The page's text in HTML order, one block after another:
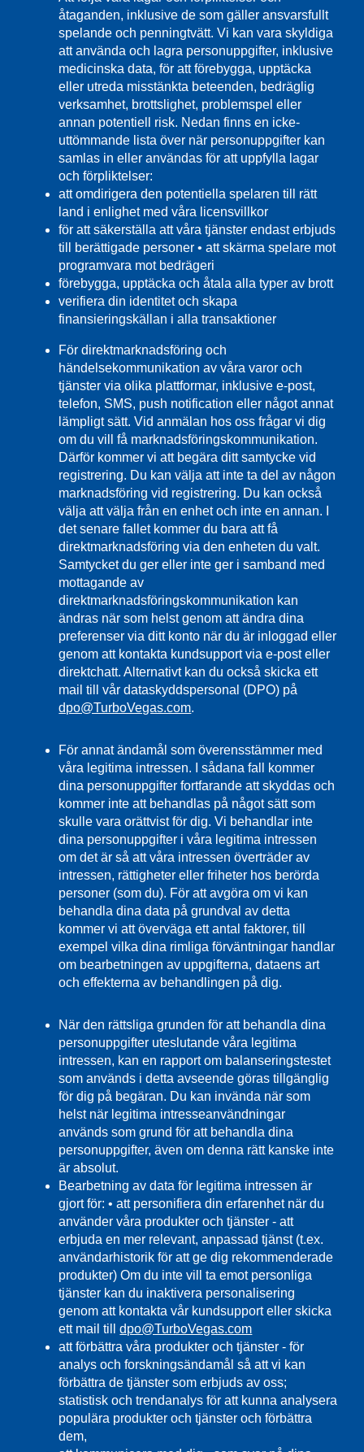
åtaganden, inklusive de som gäller ansvarsfullt
spelande och penningtvätt. Vi kan vara skyldiga
att använda och lagra personuppgifter, inklusive
medicinska data, för att förebygga, upptäcka
eller utreda misstänkta beteenden, bedräglig
verksamhet, brottslighet, problemspel eller
annan potentiell risk. Nedan finns en icke-
uttömmande lista över när personuppgifter kan
samlas in eller användas för att uppfylla lagar
och förpliktelser:
att omdirigera den potentiella spelaren till rätt
land i enlighet med våra licensvillkor
för att säkerställa att våra tjänster endast erbjuds
till berättigade personer • att skärma spelare mot
programvara mot bedrägeri
förebygga, upptäcka och åtala alla typer av brott
verifiera din identitet och skapa
finansieringskällan i alla transaktioner
För direktmarknadsföring och
händelsekommunikation av våra varor och
tjänster via olika plattformar, inklusive e-post,
telefon, SMS, push notification eller något annat
lämpligt sätt. Vid anmälan hos oss frågar vi dig
om du vill få marknadsföringskommunikation.
Därför kommer vi att begära ditt samtycke vid
registrering. Du kan välja att inte ta del av någon
marknadsföring vid registrering. Du kan också
välja att välja från en enhet och inte en annan. I
det senare fallet kommer du bara att få
direktmarknadsföring via den enheten du valt.
Samtycket du ger eller inte ger i samband med
mottagande av
direktmarknadsföringskommunikation kan
ändras när som helst genom att ändra dina
preferenser via ditt konto när du är inloggad eller
genom att kontakta kundsupport via e-post eller
direktchatt. Alternativt kan du också skicka ett
mail till vår dataskyddspersonal (DPO) på
dpo@TurboVegas.com.
För annat ändamål som överensstämmer med
våra legitima intressen. I sådana fall kommer
dina personuppgifter fortfarande att skyddas och
kommer inte att behandlas på något sätt som
skulle vara orättvist för dig. Vi behandlar inte
dina personuppgifter i våra legitima intressen
om det är så att våra intressen överträder av
intressen, rättigheter eller friheter hos berörda
personer (som du). För att avgöra om vi kan
behandla dina data på grundval av detta
kommer vi att överväga ett antal faktorer, till
exempel vilka dina rimliga förväntningar handlar
om bearbetningen av uppgifterna, dataens art
och effekterna av behandlingen på dig.
När den rättsliga grunden för att behandla dina
personuppgifter uteslutande våra legitima
intressen, kan en rapport om balanseringstestet
som används i detta avseende göras tillgänglig
för dig på begäran. Du kan invända när som
helst när legitima intresseanvändningar
används som grund för att behandla dina
personuppgifter, även om denna rätt kanske inte
är absolut.
Bearbetning av data för legitima intressen är
gjort för: • att personifiera din erfarenhet när du
använder våra produkter och tjänster - att
erbjuda en mer relevant, anpassad tjänst (t.ex.
användarhistorik för att ge dig rekommenderade
produkter) Om du inte vill ta emot personliga
tjänster kan du inaktivera personalisering
genom att kontakta vår kundsupport eller skicka
ett mail tilldpo@TurboVegas.com
att förbättra våra produkter och tjänster - för
analys och forskningsändamål så att vi kan
förbättra de tjänster som erbjuds av oss;
statistisk och trendanalys för att kunna analysera
populära produkter och tjänster och förbättra
dem,